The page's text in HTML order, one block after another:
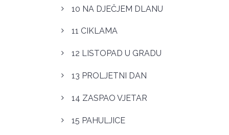
10 NA DJEČJEM DLANU
11 CIKLAMA
12 LISTOPAD U GRADU
13 PROLJETNI DAN
14 ZASPAO VJETAR
15 PAHULJICE